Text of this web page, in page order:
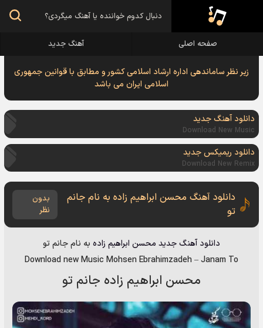
صفحه اصلی آهنگ جدید
زیر نظر ساماندهی اداره ارشاد اسلامی کشور و مطابق با قوانین جمهوری
اسلامی ایران می باشد
دانلود آهنگ جدید
Download New Music
دانلود ریمیکس جدید
Download New Remix
دانلود آهنگ محسن ابراهیم زاده به نام جانم
تو
بدون
نظر
دانلود آهنگ جدید محسن ابراهیم زاده به نامجانم تو
Download new Music Mohsen Ebrahimzadeh–Janam To
محسن ابراهیم زاده جانم تو